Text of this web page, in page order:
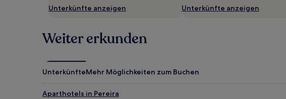
Unterkünfte anzeigen Unterkünfte anzeigen
Weiter erkunden
UnterkünfteMehr Möglichkeiten zum Buchen
Aparthotels in Pereira